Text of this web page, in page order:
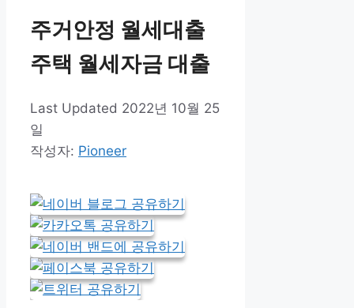
주거안정 월세대출
주택 월세자금 대출
2022년 10월 25
일
작성자: Pioneer